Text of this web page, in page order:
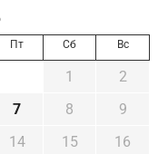
Пт Сб Вс
1
2
7 8
9
14 15
16